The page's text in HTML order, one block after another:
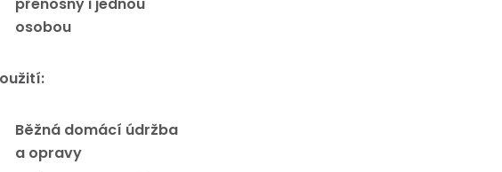
osobou
Běžná domácí údržba
a opravy